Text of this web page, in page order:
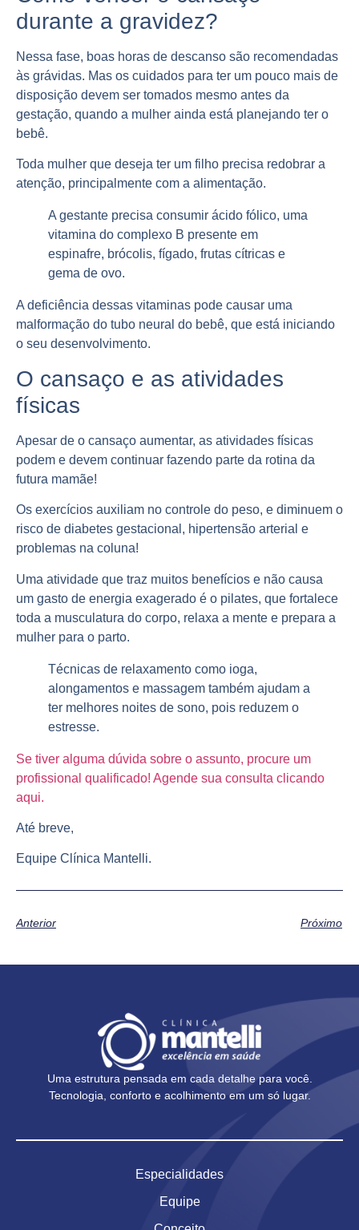
durante a gravidez?
Nessa fase, boas horas de descanso são recomendadas
às grávidas. Mas os cuidados para ter um pouco mais de
disposição devem ser tomados mesmo antes da
gestação, quando a mulher ainda está planejando ter o
bebê.
Toda mulher que deseja ter um filho precisa redobrar a
atenção, principalmente com a alimentação.
A gestante precisa consumir ácido fólico, uma
vitamina do complexo B presente em
espinafre, brócolis, fígado, frutas cítricas e
gema de ovo.
A deficiência dessas vitaminas pode causar uma
malformação do tubo neural do bebê, que está iniciando
o seu desenvolvimento.
O cansaço e as atividades
físicas
Apesar de o cansaço aumentar, as atividades físicas
podem e devem continuar fazendo parte da rotina da
futura mamãe!
Os exercícios auxiliam no controle do peso, e diminuem o
risco de diabetes gestacional, hipertensão arterial e
problemas na coluna!
Uma atividade que traz muitos benefícios e não causa
um gasto de energia exagerado é o pilates, que fortalece
toda a musculatura do corpo, relaxa a mente e prepara a
mulher para o parto.
Técnicas de relaxamento como ioga,
alongamentos e massagem também ajudam a
ter melhores noites de sono, pois reduzem o
estresse.
Se tiver alguma dúvida sobre o assunto, procure um
profissional qualificado! Agende sua consulta clicando
aqui.
Até breve,
Equipe Clínica Mantelli.
Anterior Próximo
Uma estrutura pensada em cada detalhe para você.
Tecnologia, conforto e acolhimento em um só lugar.
Especialidades
Equipe